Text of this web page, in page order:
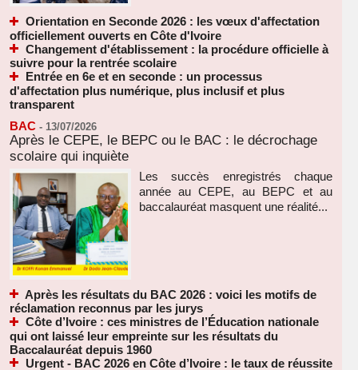
Orientation en Seconde 2026 : les vœux d'affectation
officiellement ouverts en Côte d'Ivoire
Changement d'établissement : la procédure officielle à
suivre pour la rentrée scolaire
Entrée en 6e et en seconde : un processus
d'affectation plus numérique, plus inclusif et plus
transparent
BAC - 13/07/2026
Après le CEPE, le BEPC ou le BAC : le décrochage
scolaire qui inquiète
Les succès enregistrés chaque
année au CEPE, au BEPC et au
baccalauréat masquent une réalité...
Après les résultats du BAC 2026 : voici les motifs de
réclamation reconnus par les jurys
Côte d’Ivoire : ces ministres de l’Éducation nationale
qui ont laissé leur empreinte sur les résultats du
Baccalauréat depuis 1960
Urgent - BAC 2026 en Côte d’Ivoire : le taux de réussite